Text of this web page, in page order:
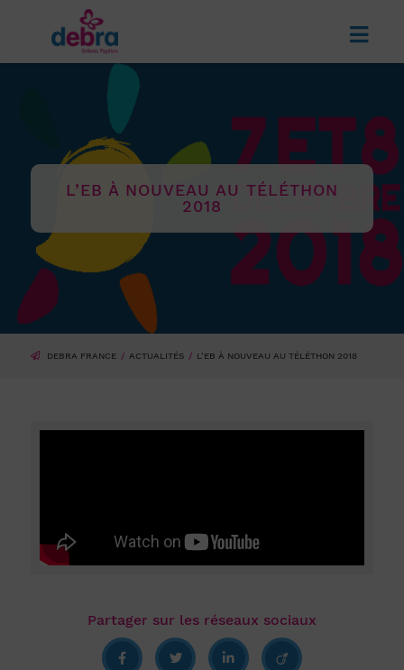
L’EB À NOUVEAU AU TÉLÉTHON
2018
DEBRA FRANCE ACTUALITÉS L’EB À NOUVEAU AU TÉLÉTHON 2018